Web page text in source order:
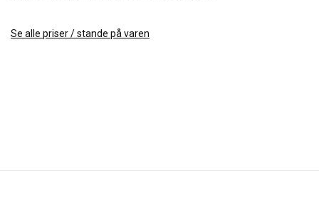
Se alle priser / stande på varen